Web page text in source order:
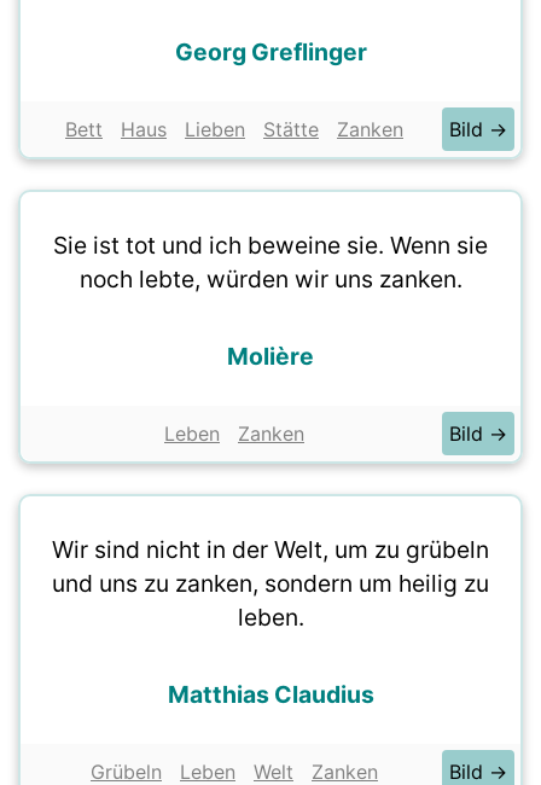
Georg Greflinger
Bett Haus Lieben Stätte Zanken Bild →
Sie ist tot und ich beweine sie. Wenn sie
noch lebte, würden wir uns zanken.
Molière
Leben Zanken Bild →
Wir sind nicht in der Welt, um zu grübeln
und uns zu zanken, sondern um heilig zu
leben.
Matthias Claudius
Grübeln Leben Welt Zanken Bild →